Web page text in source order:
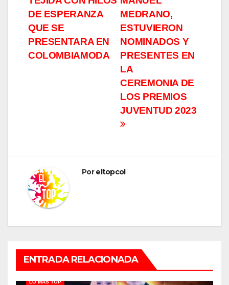
MEDRANO,
ESTUVIERON
NOMINADOS Y
PRESENTES EN
LA
CEREMONIA DE
LOS PREMIOS
JUVENTUD 2023
DE ESPERANZA
QUE SE
PRESENTARA EN
COLOMBIAMODA
Poreltopcol
ENTRADA RELACIONADA
LO MÁS TOP